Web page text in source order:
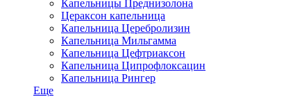
Капельницы Преднизолона
Цераксон капельница
Капельница Церебролизин
Капельница Мильгамма
Капельница Цефтриаксон
Капельница Ципрофлоксацин
Капельница Рингер
Еще